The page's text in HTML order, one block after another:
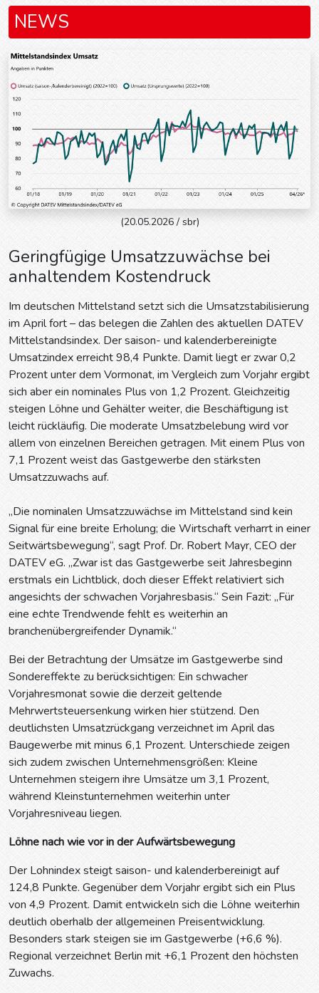
NEWS
(20.05.2026 / sbr)
Geringfügige Umsatzzuwächse bei
anhaltendem Kostendruck
Im deutschen Mittelstand setzt sich die Umsatzstabilisierung
im April fort – das belegen die Zahlen des aktuellen DATEV
Mittelstandsindex. Der saison- und kalenderbereinigte
Umsatzindex erreicht 98,4 Punkte. Damit liegt er zwar 0,2
Prozent unter dem Vormonat, im Vergleich zum Vorjahr ergibt
sich aber ein nominales Plus von 1,2 Prozent. Gleichzeitig
steigen Löhne und Gehälter weiter, die Beschäftigung ist
leicht rückläufig. Die moderate Umsatzbelebung wird vor
allem von einzelnen Bereichen getragen. Mit einem Plus von
7,1 Prozent weist das Gastgewerbe den stärksten
Umsatzzuwachs auf.
„Die nominalen Umsatzzuwächse im Mittelstand sind kein
Signal für eine breite Erholung; die Wirtschaft verharrt in einer
Seitwärtsbewegung“, sagt Prof. Dr. Robert Mayr, CEO der
DATEV eG. „Zwar ist das Gastgewerbe seit Jahresbeginn
erstmals ein Lichtblick, doch dieser Effekt relativiert sich
angesichts der schwachen Vorjahresbasis.“ Sein Fazit: „Für
eine echte Trendwende fehlt es weiterhin an
branchenübergreifender Dynamik.“
Bei der Betrachtung der Umsätze im Gastgewerbe sind
Sondereffekte zu berücksichtigen: Ein schwacher
Vorjahresmonat sowie die derzeit geltende
Mehrwertsteuersenkung wirken hier stützend. Den
deutlichsten Umsatzrückgang verzeichnet im April das
Baugewerbe mit minus 6,1 Prozent. Unterschiede zeigen
sich zudem zwischen Unternehmensgrößen: Kleine
Unternehmen steigern ihre Umsätze um 3,1 Prozent,
während Kleinstunternehmen weiterhin unter
Vorjahresniveau liegen.
Löhne nach wie vor in der Aufwärtsbewegung
Der Lohnindex steigt saison- und kalenderbereinigt auf
124,8 Punkte. Gegenüber dem Vorjahr ergibt sich ein Plus
von 4,9 Prozent. Damit entwickeln sich die Löhne weiterhin
deutlich oberhalb der allgemeinen Preisentwicklung.
Besonders stark steigen sie im Gastgewerbe (+6,6 %).
Regional verzeichnet Berlin mit +6,1 Prozent den höchsten
Zuwachs.